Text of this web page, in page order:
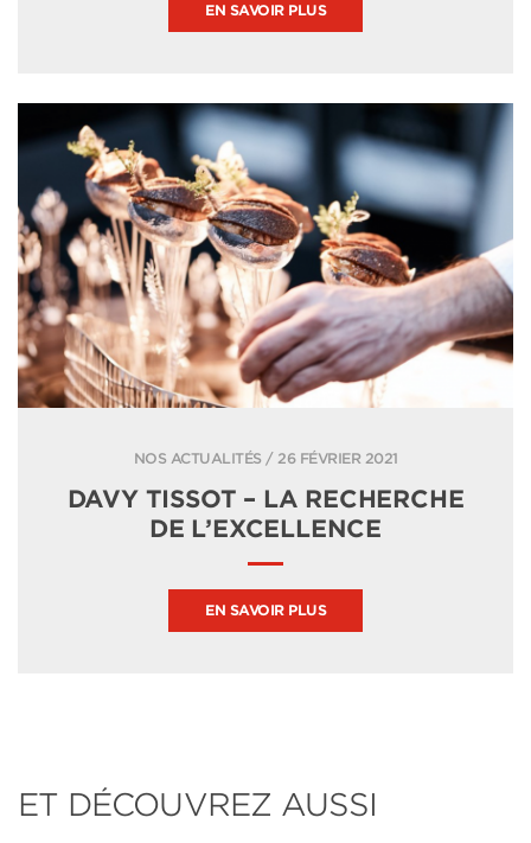
EN SAVOIR PLUS
NOS ACTUALITÉS / 26 FÉVRIER 2021
DAVY TISSOT – LA RECHERCHE
DE L’EXCELLENCE
EN SAVOIR PLUS
ET DÉCOUVREZ AUSSI